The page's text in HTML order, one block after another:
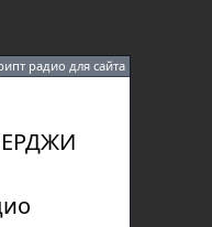
радио для сайта